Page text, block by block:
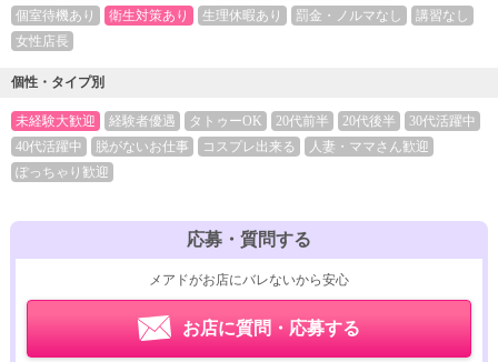
個室待機あり
衛生対策あり 生理休暇あり 罰金・ノルマなし
講習なし
女性店長
個性・タイプ別
未経験大歓迎 経験者優遇 タトゥーOK 20代前半 20代後半
30代活躍中
40代活躍中
脱がないお仕事 コスプレ出来る
人妻・ママさん歓迎
ぽっちゃり歓迎
応募・質問する
メアドがお店にバレないから安心
お店に質問・応募する